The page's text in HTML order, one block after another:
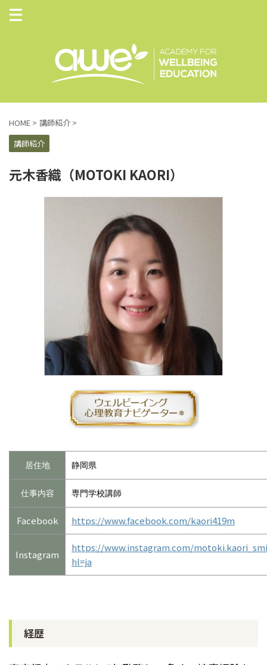
HOME > 講師紹介 >
講師紹介
元木香織（MOTOKI KAORI）
居住地 静岡県
仕事内容 専門学校講師
Facebook https://www.facebook.com/kaori419m
Instagram
https://www.instagram.com/
hl=ja
経歴